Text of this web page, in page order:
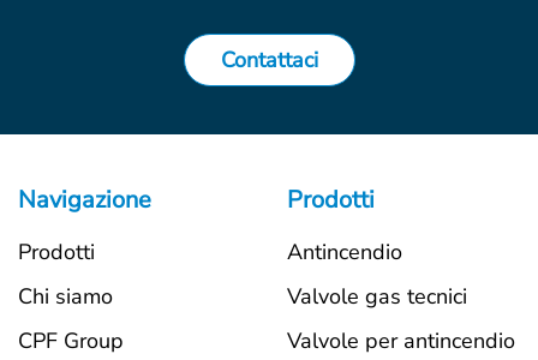
Contattaci
Navigazione
Prodotti
Chi siamo
CPF Group
Prodotti
Antincendio
Valvole gas tecnici
Valvole per antincendio